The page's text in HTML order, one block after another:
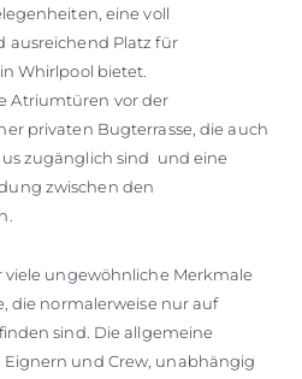
eine voll
ausreichend Platz für
Whirlpool bietet.
Atriumtüren vor der
privaten Bugterrasse, die auch
zugänglich sind und eine
zwischen den
viele ungewöhnliche Merkmale
die normalerweise nur auf
sind. Die allgemeine
und Crew, unabhängig